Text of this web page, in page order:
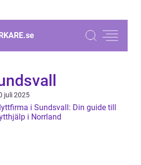
se
juli 2025
i Sundsvall: Din guide till
i Norrland